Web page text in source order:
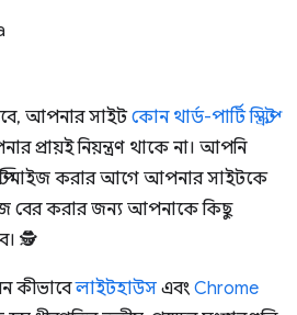
আপনার সাইটকোন থার্ড-পার্টি স্ক্রিপ্ট
প্রায়ই নিয়ন্ত্রণ থাকে না। আপনি
করার আগে আপনার সাইটকে
বের করার জন্য আপনাকে কিছু
🕵️
কীভাবেলাইটহাউস এবং Chrome